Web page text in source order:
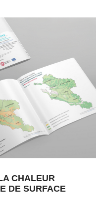
CHALEUR
DE SURFACE